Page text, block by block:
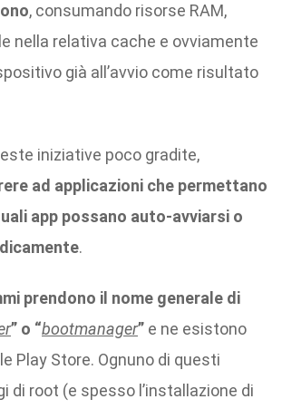
, consumando risorse RAM,
nella relativa cache e ovviamente
già all’avvio come risultato
iniziative poco gradite,
ad applicazioni che permettano
app possano auto-avviarsi o
.
prendono il nome generale di
” o “bootmanager” e ne esistono
Play Store. Ognuno di questi
di root (e spesso l’installazione di